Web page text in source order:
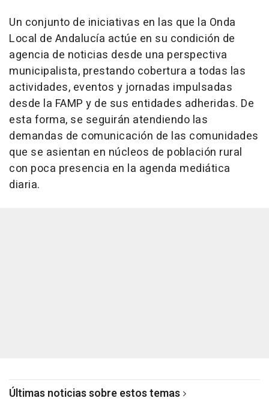
Un conjunto de iniciativas en las que la Onda
Local de Andalucía actúe en su condición de
agencia de noticias desde una perspectiva
municipalista, prestando cobertura a todas las
actividades, eventos y jornadas impulsadas
desde la FAMP y de sus entidades adheridas. De
esta forma, se seguirán atendiendo las
demandas de comunicación de las comunidades
que se asientan en núcleos de población rural
con poca presencia en la agenda mediática
diaria.
Últimas noticias sobre estos temas